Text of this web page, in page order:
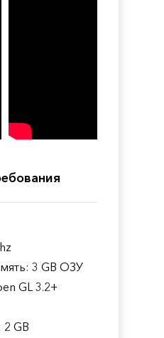
3 GB ОЗУ
GL 3.2+
GB